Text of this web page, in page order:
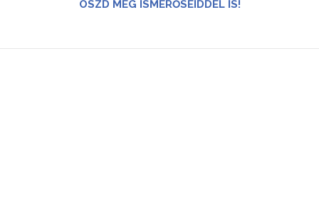
OSZD MEG ISMERŐSEIDDEL IS!